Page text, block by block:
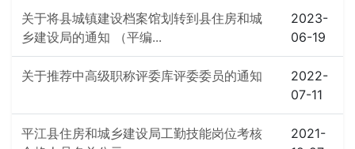
关于将县城镇建设档案馆划转到县住房和城
乡建设局的通知 （平编...
2023-
06-19
关于推荐中高级职称评委库评委委员的通知
2022-
07-11
平江县住房和城乡建设局工勤技能岗位考核
2021-